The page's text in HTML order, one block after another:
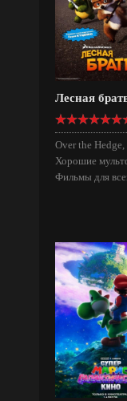
Лесная
Over the
Хорошие
Фильмы для